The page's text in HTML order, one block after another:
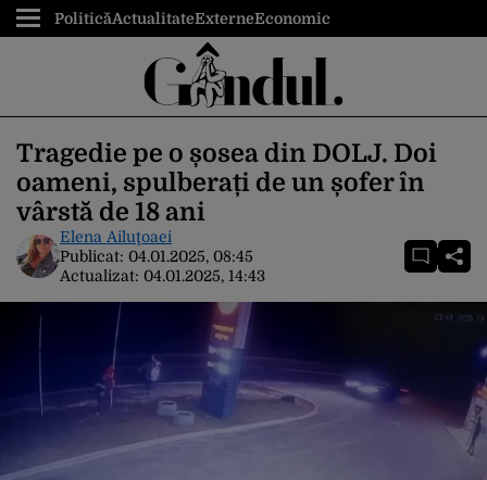
PoliticăActualitateExterneEconomic
Tragedie pe o șosea din DOLJ. Doi
oameni, spulberați de un șofer în
vârstă de 18 ani
Elena Ailuţoaei
Publicat: 04.01.2025, 08:45
Actualizat: 04.01.2025, 14:43